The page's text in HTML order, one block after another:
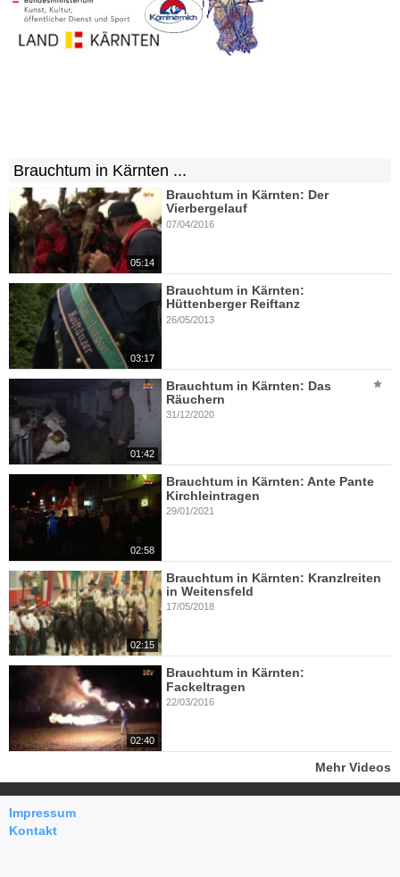
Brauchtum in Kärnten ...
05:14
Brauchtum in Kärnten: Der
Vierbergelauf
07/04/2016
03:17
Brauchtum in Kärnten:
Hüttenberger Reiftanz
26/05/2013
01:42
Brauchtum in Kärnten: Das
Räuchern
31/12/2020
02:58
Brauchtum in Kärnten: Ante Pante
Kirchleintragen
29/01/2021
02:15
Brauchtum in Kärnten: Kranzlreiten
in Weitensfeld
17/05/2018
02:40
Brauchtum in Kärnten:
Fackeltragen
22/03/2016
Mehr Videos
Impressum
Kontakt